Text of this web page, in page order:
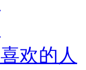
欢的人